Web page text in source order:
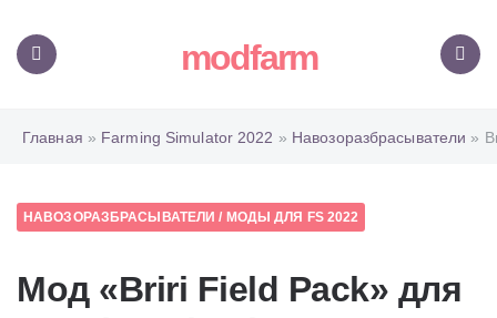
modfarm
Главная » Farming Simulator 2022 » Навозоразбрасыватели »
НАВОЗОРАЗБРАСЫВАТЕЛИ / МОДЫ ДЛЯ FS 2022
Мод «Briri Field Pack» для